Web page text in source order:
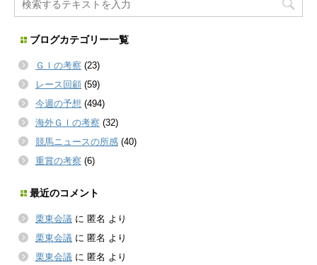
ブログカテゴリー一覧
ＧＩの考察 (23)
レース回顧 (59)
今週の予想 (494)
海外ＧＩの考察 (32)
競馬ニュースの所感 (40)
重賞の考察 (6)
最近のコメント
栗東会議 に 匿名 より
栗東会議 に 匿名 より
栗東会議 に 匿名 より